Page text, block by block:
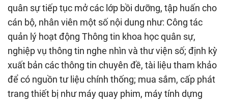
quân sự tiếp tục mở các lớp bồi dưỡng, tập huấn cho
cán bộ, nhân viên một số nội dung như: Công tác
quản lý hoạt động Thông tin khoa học quân sự,
nghiệp vụ thông tin nghe nhìn và thư viện số; định kỳ
xuất bản các thông tin chuyên đề, tài liệu tham khảo
để có nguồn tư liệu chính thống; mua sắm, cấp phát
trang thiết bị như máy quay phim, máy tính dựng